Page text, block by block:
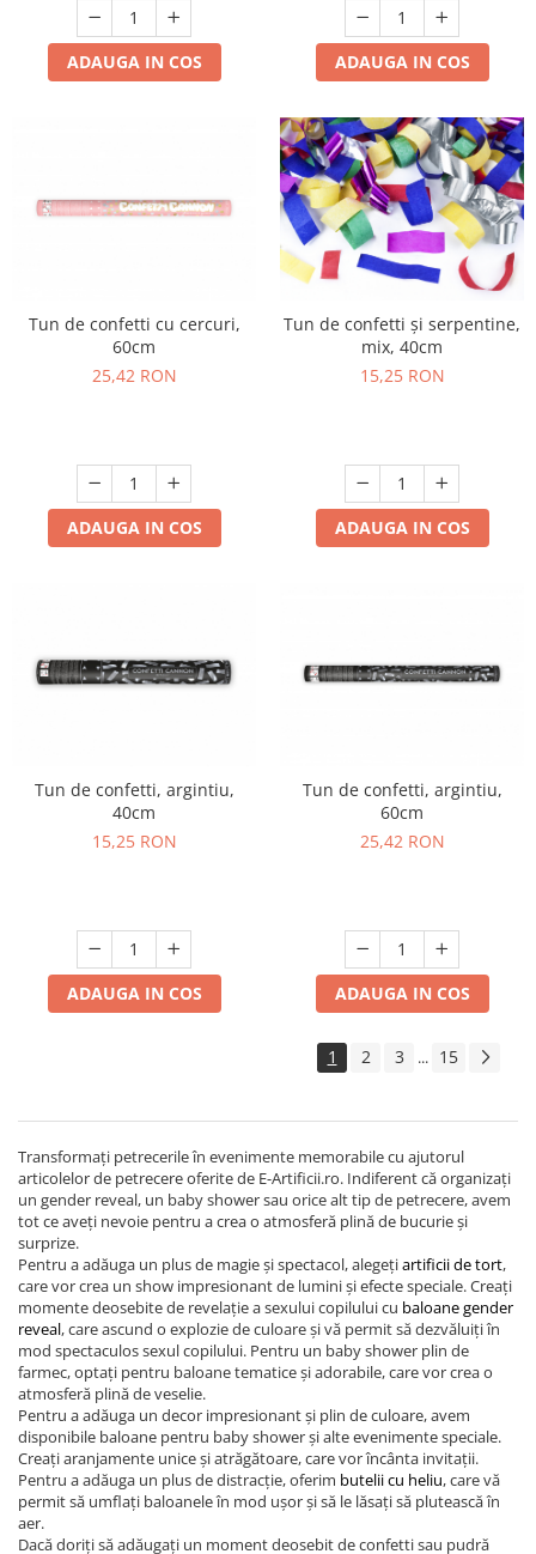
ADAUGA IN COS ADAUGA IN COS
Tun de confetti cu cercuri,
60cm
25,42 RON
ADAUGA IN COS
Tun de confetti și serpentine,
mix, 40cm
15,25 RON
ADAUGA IN COS
Tun de confetti, argintiu,
40cm
15,25 RON
ADAUGA IN COS
Tun de confetti, argintiu,
60cm
25,42 RON
ADAUGA IN COS
1 2 3 ... 15
Transformați petrecerile în evenimente memorabile cu ajutorul
articolelor de petrecere oferite de E-Artificii.ro. Indiferent că organizați
un gender reveal, un baby shower sau orice alt tip de petrecere, avem
tot ce aveți nevoie pentru a crea o atmosferă plină de bucurie și
surprize.
Pentru a adăuga un plus de magie și spectacol, alegețiartificii de tort,
care vor crea un show impresionant de lumini și efecte speciale. Creați
momente deosebite de revelație a sexului copilului cu baloane gender
reveal, care ascund o explozie de culoare și vă permit să dezvăluiți în
mod spectaculos sexul copilului. Pentru un baby shower plin de
farmec, optați pentru baloane tematice și adorabile, care vor crea o
atmosferă plină de veselie.
Pentru a adăuga un decor impresionant și plin de culoare, avem
disponibile baloane pentru baby shower și alte evenimente speciale.
Creați aranjamente unice și atrăgătoare, care vor încânta invitații.
Pentru a adăuga un plus de distracție, oferim butelii cu heliu, care vă
permit să umflați baloanele în mod ușor și să le lăsați să plutească în
aer.
Dacă doriți să adăugați un moment deosebit de confetti sau pudră